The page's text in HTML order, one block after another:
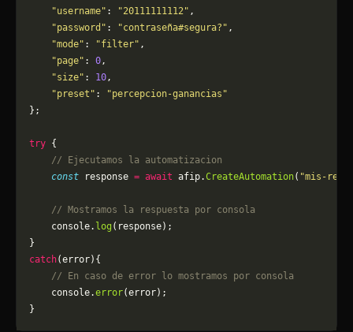
    "username"
: "20111111112" ,
    "password"
: "contraseña#segura?" ,
    "mode"
: "filter" ,
    "page"
: 0,
    "size"
: 10,
    "preset"
:
"percepcion-ganancias"
};
try {
    // Ejecutamos la automatizacion
    const
response = await afip.CreateAutomation( "mis-
    // Mostramos la respuesta por consola
    console.
log (response);
}
catch(error){
    // En caso de error lo mostramos por consola
	console.
error(error);
}